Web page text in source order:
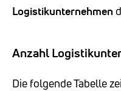
Logistikunternehmen
Anzahl
Die folgende Tabelle